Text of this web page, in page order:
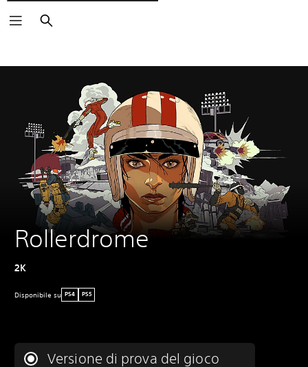
Cerca
Rollerdrome
2K
Disponibile su PS4 PS5
Versione di prova del gioco